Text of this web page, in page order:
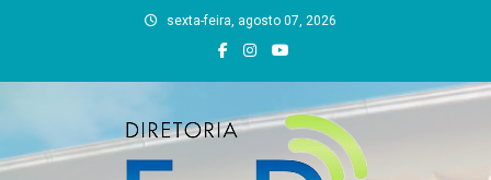
sexta-feira, agosto 07, 2026